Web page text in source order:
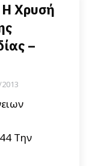
Η Χρυσή
–
Την